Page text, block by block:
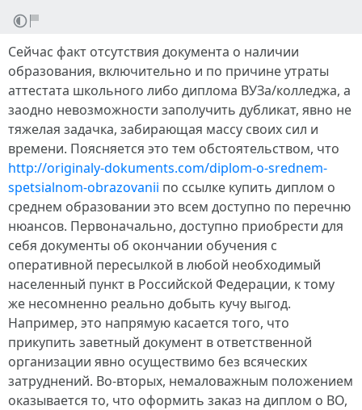
Сейчас факт отсутствия документа о наличии
образования, включительно и по причине утраты
аттестата школьного либо диплома ВУЗа/колледжа, а
заодно невозможности заполучить дубликат, явно не
тяжелая задачка, забирающая массу своих сил и
времени. Поясняется это тем обстоятельством, что
http://originaly-dokuments.com/diplom-o-srednem-
spetsialnom-obrazovanii по ссылке купить диплом о
среднем образовании это всем доступно по перечню
нюансов. Первоначально, доступно приобрести для
себя документы об окончании обучения с
оперативной пересылкой в любой необходимый
населенный пункт в Российской Федерации, к тому
же несомненно реально добыть кучу выгод.
Например, это напрямую касается того, что
прикупить заветный документ в ответственной
организации явно осуществимо без всяческих
затруднений. Во-вторых, немаловажным положением
оказывается то, что оформить заказ на диплом о ВО,